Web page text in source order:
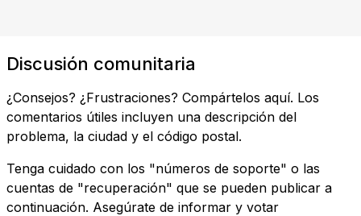
Discusión comunitaria
¿Consejos? ¿Frustraciones? Compártelos aquí. Los
comentarios útiles incluyen una descripción del
problema, la ciudad y el código postal.
Tenga cuidado con los "números de soporte" o las
cuentas de "recuperación" que se pueden publicar a
continuación. Asegúrate de informar y votar